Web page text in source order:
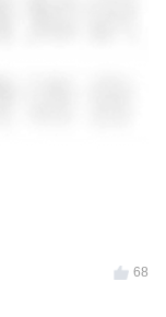
68